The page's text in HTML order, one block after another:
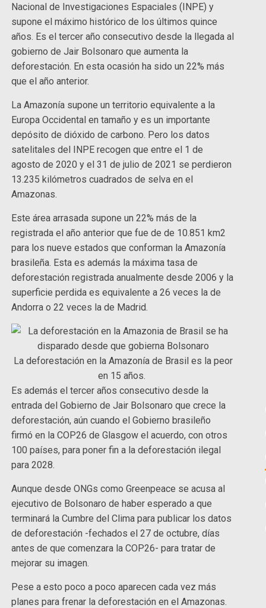
Nacional de Investigaciones Espaciales (INPE) y
supone el máximo histórico de los últimos quince
años. Es el tercer año consecutivo desde la llegada al
gobierno de Jair Bolsonaro que aumenta la
deforestación. En esta ocasión ha sido un 22% más
que el año anterior.
La Amazonía supone un territorio equivalente a la
Europa Occidental en tamaño y es un importante
depósito de dióxido de carbono. Pero los datos
satelitales del INPE recogen que entre el 1 de
agosto de 2020 y el 31 de julio de 2021 se perdieron
13.235 kilómetros cuadrados de selva en el
Amazonas.
Este área arrasada supone un 22% más de la
registrada el año anterior que fue de de 10.851 km2
para los nueve estados que conforman la Amazonía
brasileña. Esta es además la máxima tasa de
deforestación registrada anualmente desde 2006 y la
superficie perdida es equivalente a 26 veces la de
Andorra o 22 veces la de Madrid.
La deforestación en la Amazonía de Brasil es la peor
en 15 años.
Es además el tercer años consecutivo desde la
entrada del Gobierno de Jair Bolsonaro que crece la
deforestación, aún cuando el Gobierno brasileño
firmó en la COP26 de Glasgow el acuerdo, con otros
100 países, para poner fin a la deforestación ilegal
para 2028.
Aunque desde ONGs como Greenpeace se acusa al
ejecutivo de Bolsonaro de haber esperado a que
terminará la Cumbre del Clima para publicar los datos
de deforestación -fechados el 27 de octubre, días
antes de que comenzara la COP26- para tratar de
mejorar su imagen.
Pese a esto poco a poco aparecen cada vez más
planes para frenar la deforestación en el Amazonas.